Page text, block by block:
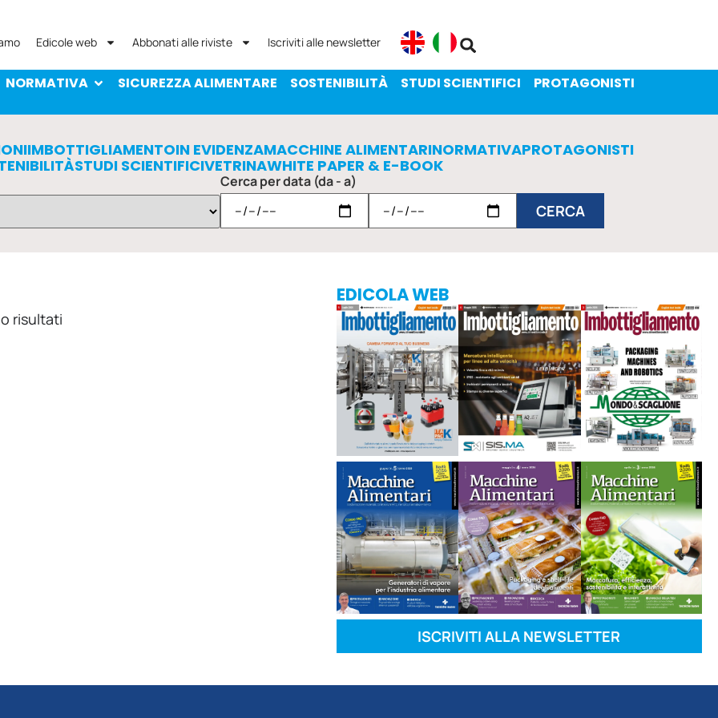
Edicole web Abbonati alle riviste Iscriviti alle newsletter
NORMATIVA SICUREZZA ALIMENTARE SOSTENIBILITÀ STUDI SCIENTIFICI
PROTAGONISTI
IMBOTTIGLIAMENTOIN EVIDENZAMACCHINE ALIMENTARINORMATIVAPROTAGONISTI
STUDI SCIENTIFICIVETRINAWHITE PAPER & E-BOOK
Cerca per data (da - a)
risultati
EDICOLA WEB
ISCRIVITI ALLA NEWSLETTER